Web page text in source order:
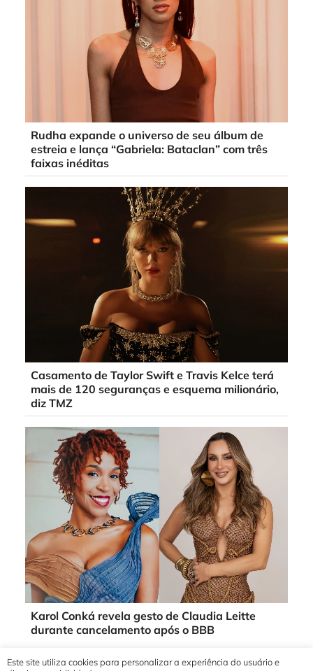
Rudha expande o universo de seu álbum de
estreia e lança “Gabriela: Bataclan” com três
faixas inéditas
Casamento de Taylor Swift e Travis Kelce terá
mais de 120 seguranças e esquema milionário,
diz TMZ
Karol Conká revela gesto de Claudia Leitte
durante cancelamento após o BBB
Este site utiliza cookies para personalizar a experiência do usuário e